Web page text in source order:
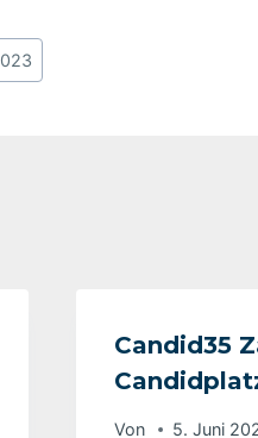
Candid35
Von 5. Juni